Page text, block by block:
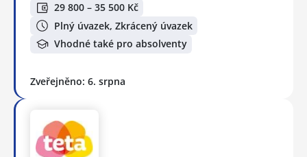
29 800 – 35 500 Kč
Plný úvazek, Zkrácený úvazek
Vhodné také pro absolventy
Zveřejněno: 6. srpna